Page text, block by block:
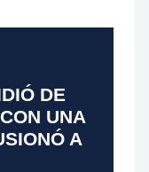
DE
UNA
A